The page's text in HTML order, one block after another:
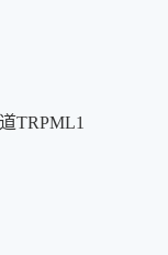
TRPML1